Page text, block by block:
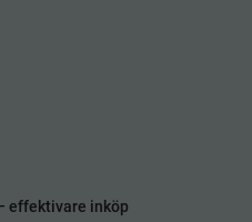
effektivare inköp